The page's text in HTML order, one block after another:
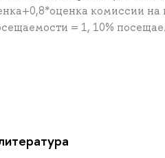
комиссии
= 1, 10%